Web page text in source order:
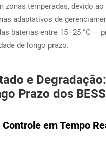
zonas temperadas, devido
adaptativos de
baterias entre 15–25 °C —
de longo prazo.
e
Prazo dos BESS
em Tempo